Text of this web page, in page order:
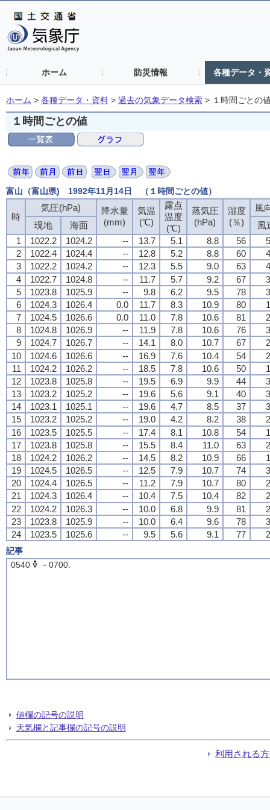
ホーム 防災情報 各種データ・
ホーム > 各種データ・資料 > 過去の気象データ検索 > １時間ごとの
１時間ごとの値
富山（富山県) 1992年11月14日 （１時間ごとの値）
時
気圧(hPa)
降水量
(mm)
気温
(℃)
露点
温度
(℃)
蒸気圧
(hPa)
湿度
(％)
風
現地
海面
風
1
1022.2 1024.2 -- 13.7 5.1 8.8 56
2
1022.4 1024.4 -- 12.8 5.2 8.8 60
3
1022.2 1024.2 -- 12.3 5.5 9.0 63
4
1022.7 1024.8 -- 11.7 5.7 9.2 67
5
1023.8 1025.9 -- 9.8 6.2 9.5 78
6
1024.3 1026.4 0.0 11.7 8.3 10.9 80
7
1024.5 1026.6 0.0 11.0 7.8 10.6 81
8
1024.8 1026.9 -- 11.9 7.8 10.6 76
9
1024.7 1026.7 -- 14.1 8.0 10.7 67
10
1024.6 1026.6 -- 16.9 7.6 10.4 54
11
1024.2 1026.2 -- 18.5 7.8 10.6 50
12
1023.8 1025.8 -- 19.5 6.9 9.9 44
13
1023.2 1025.2 -- 19.6 5.6 9.1 40
14
1023.1 1025.1 -- 19.6 4.7 8.5 37
15
1023.2 1025.2 -- 19.0 4.2 8.2 38
16
1023.5 1025.5 -- 17.4 8.1 10.8 54
17
1023.8 1025.8 -- 15.5 8.4 11.0 63
18
1024.2 1026.2 -- 14.5 8.2 10.9 66
19
1024.5 1026.5 -- 12.5 7.9 10.7 74
20
1024.4 1026.5 -- 11.2 7.9 10.7 80
21
1024.3 1026.4 -- 10.4 7.5 10.4 82
22
1024.2 1026.3 -- 10.0 6.8 9.9 81
23
1023.8 1025.9 -- 10.0 6.4 9.6 78
24
1023.5 1025.6 -- 9.5 5.6 9.1 77
記事
0540
－0700.
値欄の記号の説明
天気欄と記事欄の記号の説明
利用される